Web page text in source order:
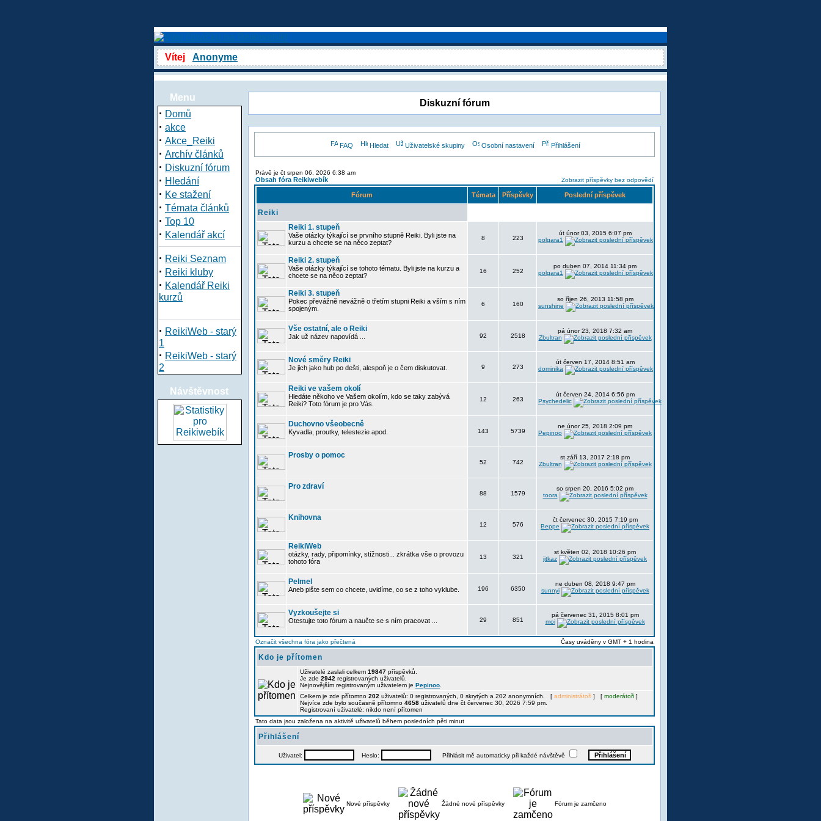
Vítej Anonyme
Menu
· Domů
· akce
· Akce_Reiki
· Archív článků
· Diskuzní fórum
· Hledání
· Ke stažení
· Témata článků
· Top 10
· Kalendář akcí
· Reiki Seznam
· Reiki kluby
· Kalendář Reiki
kurzů
· ReikiWeb - starý
1
· ReikiWeb - starý
2
Návštěvnost
Diskuzní fórum
FAQ Hledat Uživatelské skupiny Osobní nastavení Přihlášení
Právě je čt srpen 06, 2026 6:38 am
Obsah fóra Reikiwebík Zobrazit příspěvky bez odpovědí
Fórum Témata Příspěvky Poslední příspěvek
Reiki
Reiki 1. stupeň
Vaše otázky týkající se prvního stupně Reiki. Byli jste na
kurzu a chcete se na něco zeptat?
8 223
út únor 03, 2015 6:07 pm
polgara1
Reiki 2. stupeň
Vaše otázky týkající se tohoto tématu. Byli jste na kurzu a
chcete se na něco zeptat?
16 252
po duben 07, 2014 11:34 pm
polgara1
Reiki 3. stupeň
Pokec převážně nevážně o třetím stupni Reiki a vším s ním
spojeným.
6 160
so říjen 26, 2013 11:58 pm
sunshine
Vše ostatní, ale o Reiki
Jak už název napovídá ... 92 2518
pá únor 23, 2018 7:32 am
Zbultran
Nové směry Reiki
Je jich jako hub po dešti, alespoň je o čem diskutovat. 9 273
út červen 17, 2014 8:51 am
dominika
Reiki ve vašem okolí
Hledáte někoho ve Vašem okolím, kdo se taky zabývá
Reiki? Toto fórum je pro Vás.
12 263
út červen 24, 2014 6:56 pm
Psychedelic
Duchovno všeobecně
Kyvadla, proutky, telestezie apod. 143 5739
ne únor 25, 2018 2:09 pm
Pepinoo
Prosby o pomoc
52 742
st září 13, 2017 2:18 pm
Zbultran
Pro zdraví
88 1579
so srpen 20, 2016 5:02 pm
toora
Knihovna
12 576
čt červenec 30, 2015 7:19 pm
Beppe
ReikiWeb
otázky, rady, připomínky, stížnosti... zkrátka vše o provozu
tohoto fóra
13 321
st květen 02, 2018 10:26 pm
jitkaz
Pelmel
Aneb pište sem co chcete, uvidíme, co se z toho vyklube. 196 6350
ne duben 08, 2018 9:47 pm
sunnyi
Vyzkoušejte si
Otestujte toto fórum a naučte se s ním pracovat ... 29 851
pá červenec 31, 2015 8:01 pm
moi
Označit všechna fóra jako přečtená Časy uváděny v GMT + 1 hodina
Kdo je přítomen
Uživatelé zaslali celkem 19847 příspěvků.
Je zde 2942 registrovaných uživatelů.
Nejnovějším registrovaným uživatelem je Pepinoo
Celkem je zde přítomno 202 uživatelů: 0 registrovaných, 0 skrytých a 202 anonymních. [ administrátoři ] [ moderátoři ]
Nejvíce zde bylo současně přítomno 4658 uživatelů dne čt červenec 30, 2026 7:59 pm.
Registrovaní uživatelé: nikdo není přítomen
Tato data jsou založena na aktivitě uživatelů během posledních pěti minut
Přihlášení
Uživatel: Heslo: Přihlásit mě automaticky při každé návštěvě
Nové příspěvky Žádné nové příspěvky Fórum je zamčeno